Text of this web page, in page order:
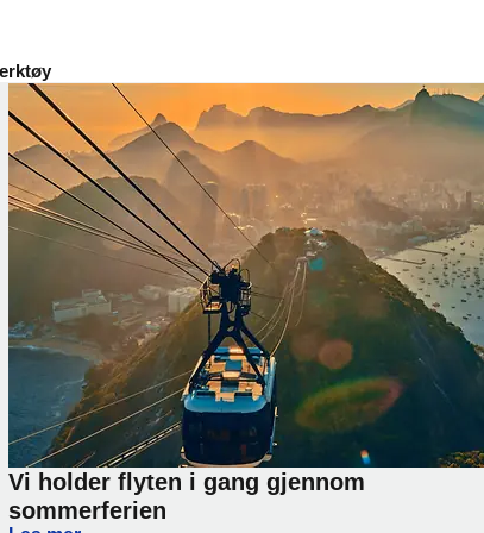
Vi holder flyten i gang gjennom
sommerferien